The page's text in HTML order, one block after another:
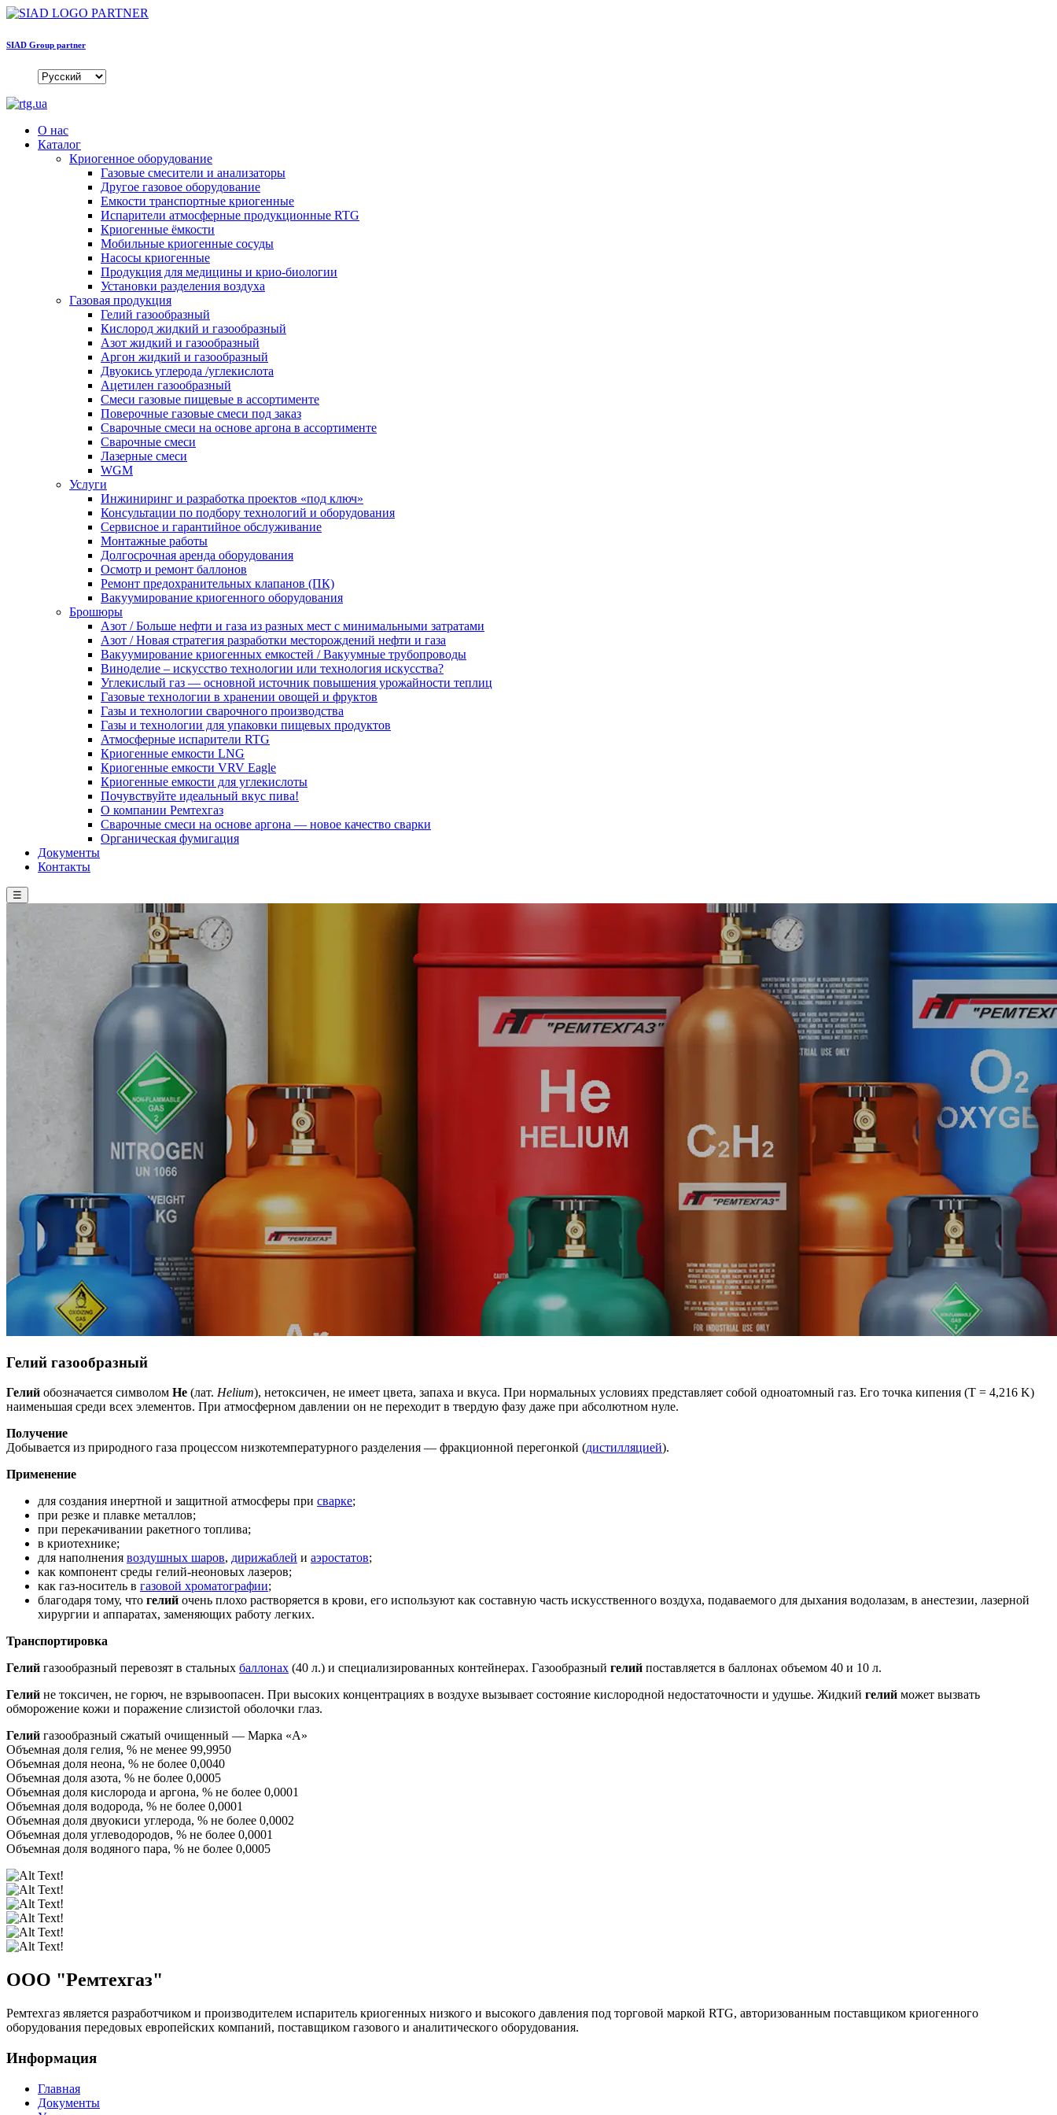
SIAD Group partner
О нас
Каталог
Криогенное оборудование
Газовые смесители и анализаторы
Другое газовое оборудование
Емкости транспортные криогенные
Испарители атмосферные продукционные RTG
Криогенные ёмкости
Мобильные криогенные сосуды
Насосы криогенные
Продукция для медицины и крио-биологии
Установки разделения воздуха
Газовая продукция
Гелий газообразный
Кислород жидкий и газообразный
Азот жидкий и газообразный
Аргон жидкий и газообразный
Двуокись углерода /углекислота
Ацетилен газообразный
Смеси газовые пищевые в ассортименте
Поверочные газовые смеси под заказ
Сварочные смеси на основе аргона в ассортименте
Сварочные смеси
Лазерные смеси
WGM
Услуги
Инжиниринг и разработка проектов «под ключ»
Консультации по подбору технологий и оборудования
Сервисное и гарантийное обслуживание
Монтажные работы
Долгосрочная аренда оборудования
Осмотр и ремонт баллонов
Ремонт предохранительных клапанов (ПК)
Вакуумирование криогенного оборудования
Брошюры
Азот / Больше нефти и газа из разных мест с минимальными затратами
Азот / Новая стратегия разработки месторождений нефти и газа
Вакуумирование криогенных емкостей / Вакуумные трубопроводы
Виноделие – искусство технологии или технология искусства?
Углекислый газ — основной источник повышения урожайности теплиц
Газовые технологии в хранении овощей и фруктов
Газы и технологии сварочного производства
Газы и технологии для упаковки пищевых продуктов
Атмосферные испарители RTG
Криогенные емкости LNG
Криогенные емкости VRV Eagle
Криогенные емкости для углекислоты
Почувствуйте идеальный вкус пива!
О компании Ремтехгаз
Сварочные смеси на основе аргона — новое качество сварки
Органическая фумигация
Документы
Контакты
Гелий газообразный
Гелий обозначается символом Не (лат. Helium), нетоксичен, не имеет цвета, запаха и вкуса. При нормальных условиях представляет собой одноатомный газ. Его точка кипения (T = 4,216 K)
наименьшая среди всех элементов. При атмосферном давлении он не переходит в твердую фазу даже при абсолютном нуле.
Получение
Добывается из природного газа процессом низкотемпературного разделения — фракционной перегонкой (дистилляцией).
Применение
для создания инертной и защитной атмосферы при сварке;
при резке и плавке металлов;
при перекачивании ракетного топлива;
в криотехнике;
для наполнения воздушных шаров, дирижаблей и аэростатов;
как компонент среды гелий-неоновых лазеров;
как газ-носитель в газовой хроматографии;
благодаря тому, что гелий очень плохо растворяется в крови, его используют как составную часть искусственного воздуха, подаваемого для дыхания водолазам, в анестезии, лазерной
хирургии и аппаратах, заменяющих работу легких.
Транспортировка
Гелий газообразный перевозят в стальных баллонах (40 л.) и специализированных контейнерах. Газообразный гелий поставляется в баллонах объемом 40 и 10 л.
Гелий не токсичен, не горюч, не взрывоопасен. При высоких концентрациях в воздухе вызывает состояние кислородной недостаточности и удушье. Жидкий гелий может вызвать
обморожение кожи и поражение слизистой оболочки глаз.
Гелий газообразный сжатый очищенный — Марка «А»
Объемная доля гелия, % не менее 99,9950
Объемная доля неона, % не более 0,0040
Объемная доля азота, % не более 0,0005
Объемная доля кислорода и аргона, % не более 0,0001
Объемная доля водорода, % не более 0,0001
Объемная доля двуокиси углерода, % не более 0,0002
Объемная доля углеводородов, % не более 0,0001
Объемная доля водяного пара, % не более 0,0005
ООО "Ремтехгаз"
Ремтехгаз является разработчиком и производителем испаритель криогенных низкого и высокого давления под торговой маркой RTG, авторизованным поставщиком криогенного
оборудования передовых европейских компаний, поставщиком газового и аналитического оборудования.
Информация
Главная
Документы